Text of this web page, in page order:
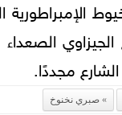
الصعداء
مجددًا.
صبري نخنوخ